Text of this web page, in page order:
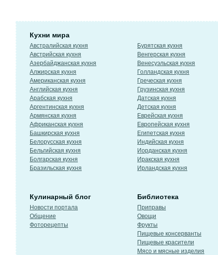
Кухни мира
Австралийская кухня
Австрийская кухня
Азербайджанская кухня
Алжирская кухня
Американская кухня
Английская кухня
Арабская кухня
Аргентинская кухня
Армянская кухня
Африканская кухня
Башкирская кухня
Белорусская кухня
Бельгийская кухня
Болгарская кухня
Бразильская кухня
Бурятская кухня
Венгерская кухня
Венесуэльская кухня
Голландская кухня
Греческая кухня
Грузинская кухня
Датская кухня
Детская кухня
Еврейская кухня
Европейская кухня
Египетская кухня
Индийская кухня
Иорданская кухня
Иракская кухня
Ирландская кухня
Кулинарный блог
Новости портала
Общение
Фоторецепты
Библиотека
Приправы
Овощи
Фрукты
Пищевые консерванты
Пищевые красители
Мясо и мясные изделия